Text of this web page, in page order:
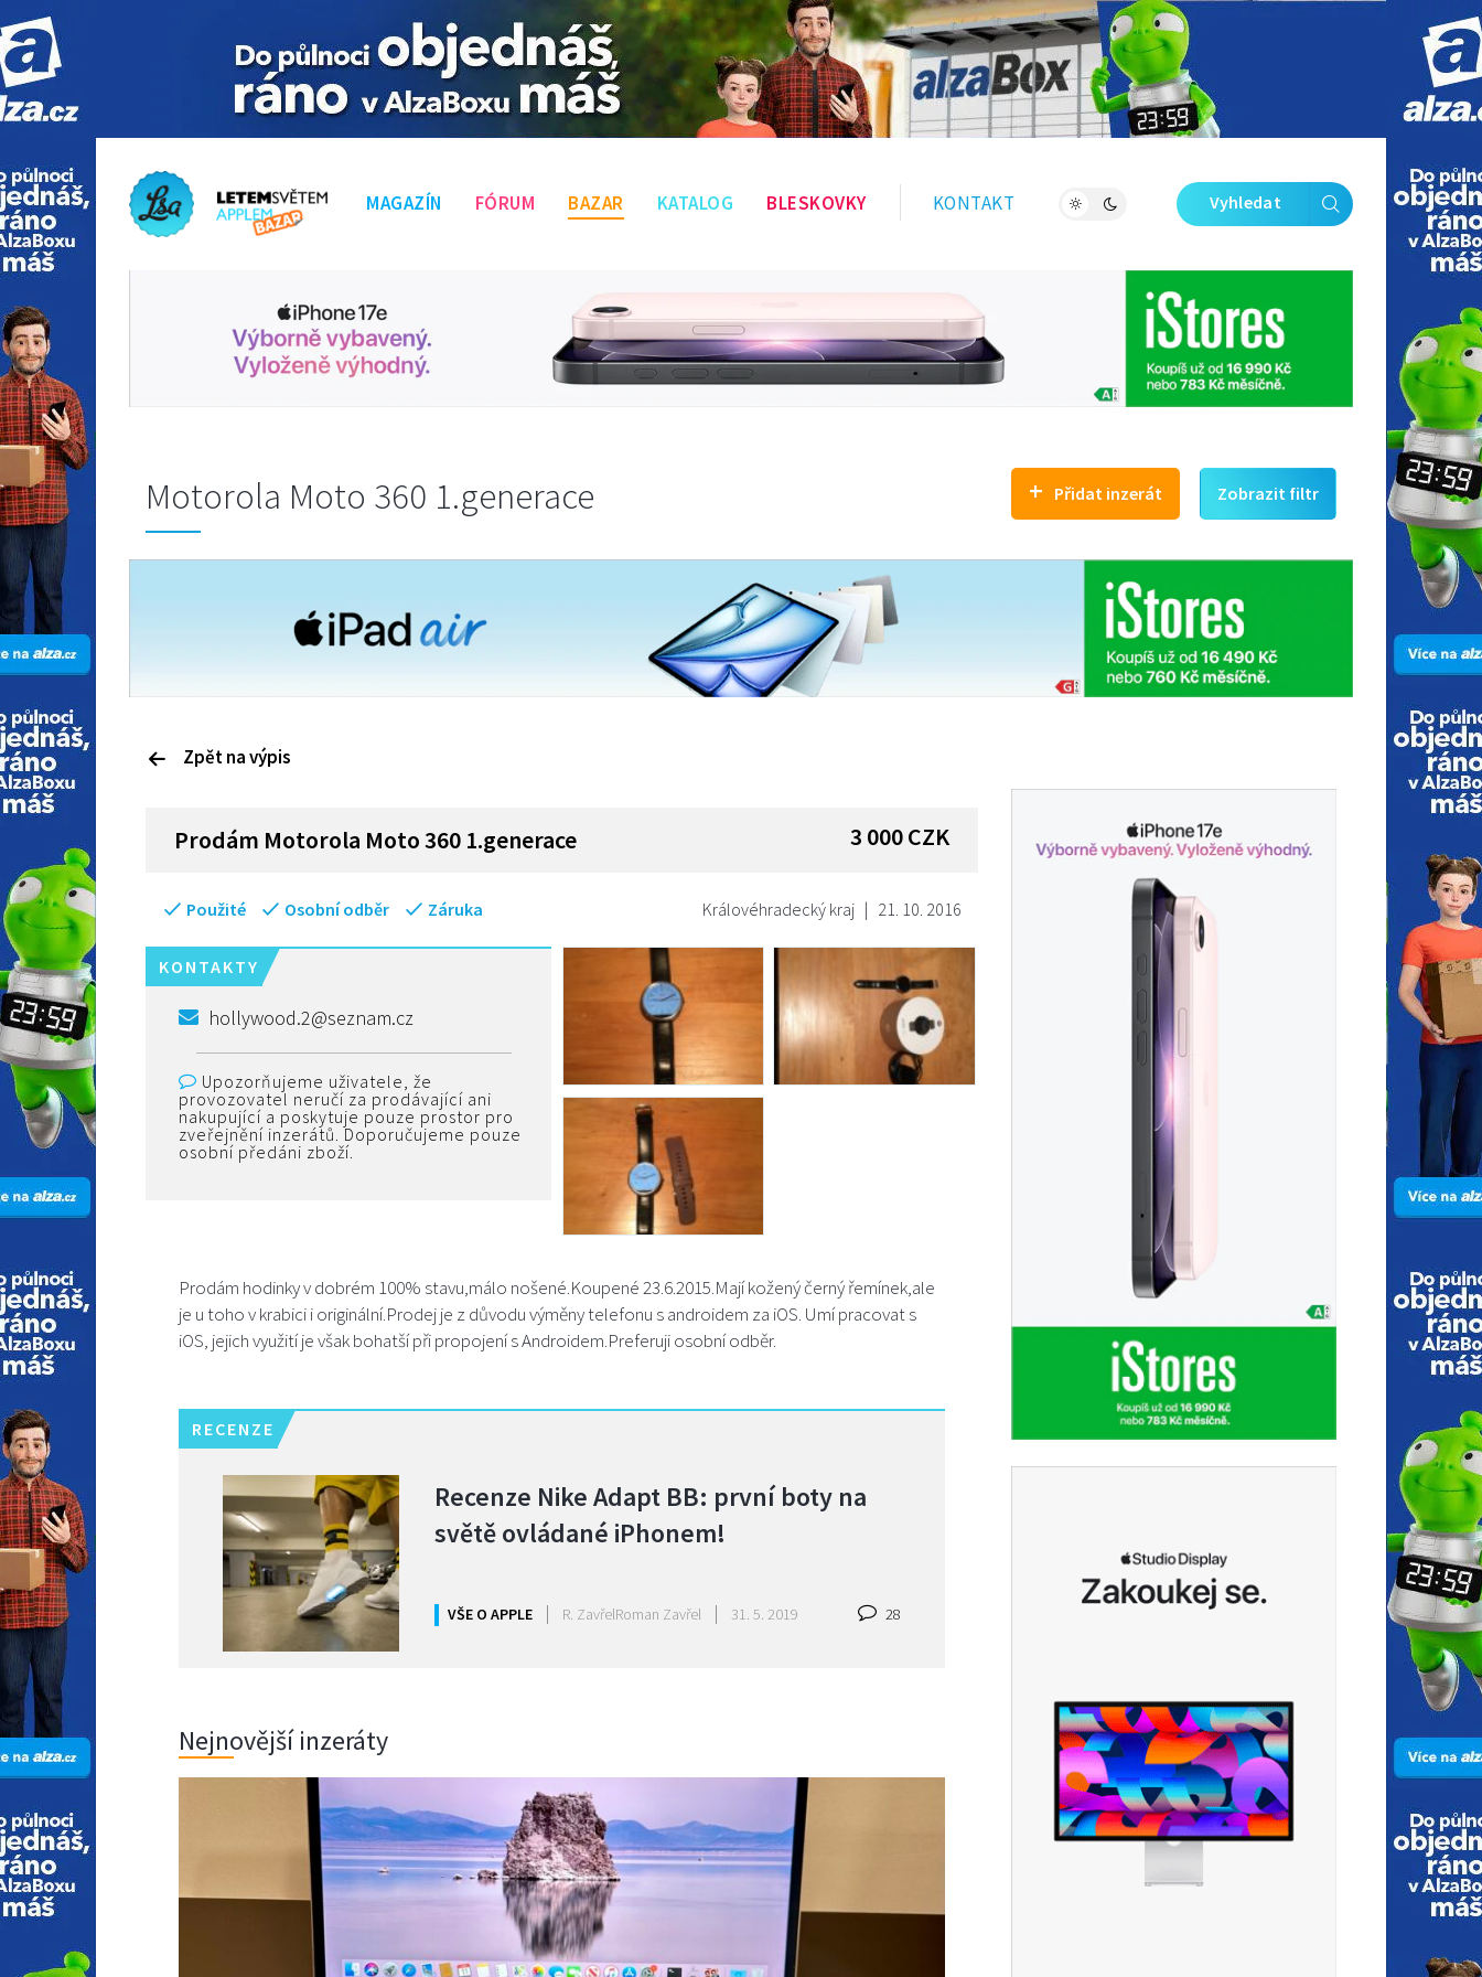
MAGAZÍN FÓRUM BAZAR KATALOG BLESKOVKY KONTAKT Vyhledat
Motorola Moto 360 1.generace + Přidat inzerát Zobrazit filtr
Zpět na výpis
Prodám Motorola Moto 360 1.generace 3 000CZK
Královéhradecký kraj | 21. 10. 2016
Použité Osobní odběr Záruka
KONTAKTY
hollywood.2@seznam.cz
Upozorňujeme uživatele, že
provozovatel neručí za prodávající ani
nakupující a poskytuje pouze prostor pro
zveřejnění inzerátů. Doporučujeme pouze
osobní předáni zboží.
Prodám hodinky v dobrém 100% stavu,málo nošené.Koupené 23.6.2015.Mají kožený černý řemínek,ale
je u toho v krabici i originální.Prodej je z důvodu výměny telefonu s androidem za iOS. Umí pracovat s
iOS, jejich využití je však bohatší při propojení s Androidem.Preferuji osobní odběr.
RECENZE
Recenze Nike Adapt BB: první boty na
světě ovládané iPhonem!
VŠE O APPLE R. ZavřelRoman Zavřel 31. 5. 2019 28
Nejnovější inzeráty
Zavřít galerii